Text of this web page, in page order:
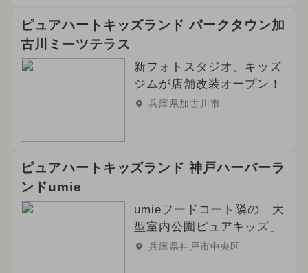
2025年6月のイベント
ご当地グルメ・限定メニュー
ピュアハートキッズランド パークタウン加
古川ミーツテラス
新フォトスタジオ、キッズ
ジムが店舗改装オープン！
兵庫県加古川市
ピュアハートキッズランド 神戸ハーバーラ
ンドumie
umieフードコート隣の「大
型室内公園ピュアキッズ」
兵庫県神戸市中央区